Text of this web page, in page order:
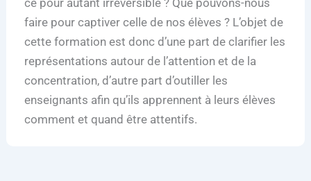
faire pour captiver celle de nos élèves ? L’objet de
cette formation est donc d’une part de clarifier les
représentations autour de l’attention et de la
concentration, d’autre part d’outiller les
enseignants afin qu’ils apprennent à leurs élèves
comment et quand être attentifs.